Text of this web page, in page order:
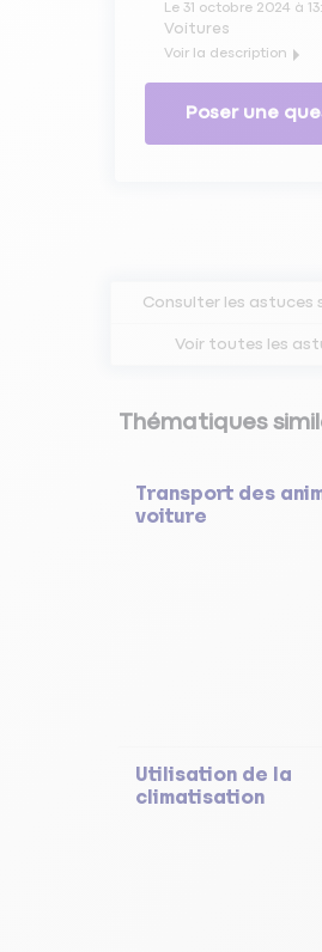
Le 31 octobre 2024 à
Voitures
Voir la description
Avec l'évolution de la
Poser une
Consulter les astuces
Voir toutes les
Thématiques
Transport des
voiture
Utilisation de la
climatisation